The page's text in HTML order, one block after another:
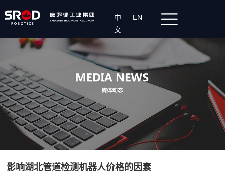
中
文
EN
影响湖北管道检测机器人价格的因素